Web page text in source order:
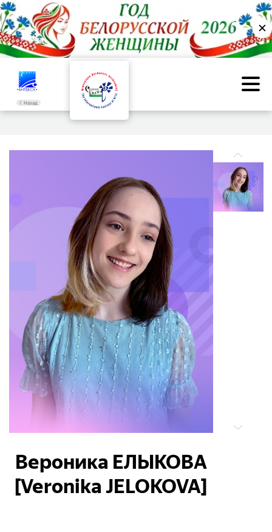
✕
Назад
Вероника ЕЛЫКОВА
[Veronika JELOKOVA]